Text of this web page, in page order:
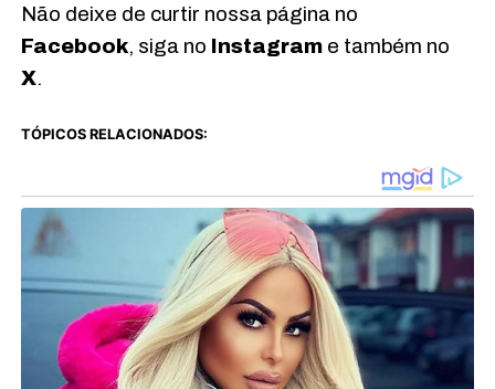
Não deixe de curtir nossa página no
Facebook, siga no Instagrame também no
X.
TÓPICOS RELACIONADOS: